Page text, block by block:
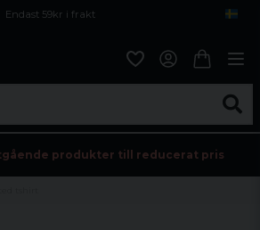
Endast 59kr i frakt
produkter till reducerat pris